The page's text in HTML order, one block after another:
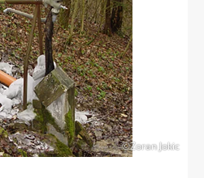
©Zoran Jokic